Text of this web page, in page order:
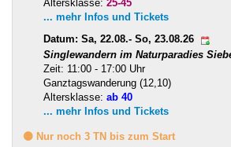
Altersklasse: 25-45
... mehr Infos und Tickets
Datum: Sa, 22.08.- So, 23.08.26
Singlewandern im Naturparadies
Zeit: 11:00 - 17:00 Uhr
Ganztagswanderung (12,10)
Altersklasse: ab 40
... mehr Infos und Tickets
🟡 Nur noch 3 TN bis zum Start